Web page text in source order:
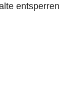
entsperren